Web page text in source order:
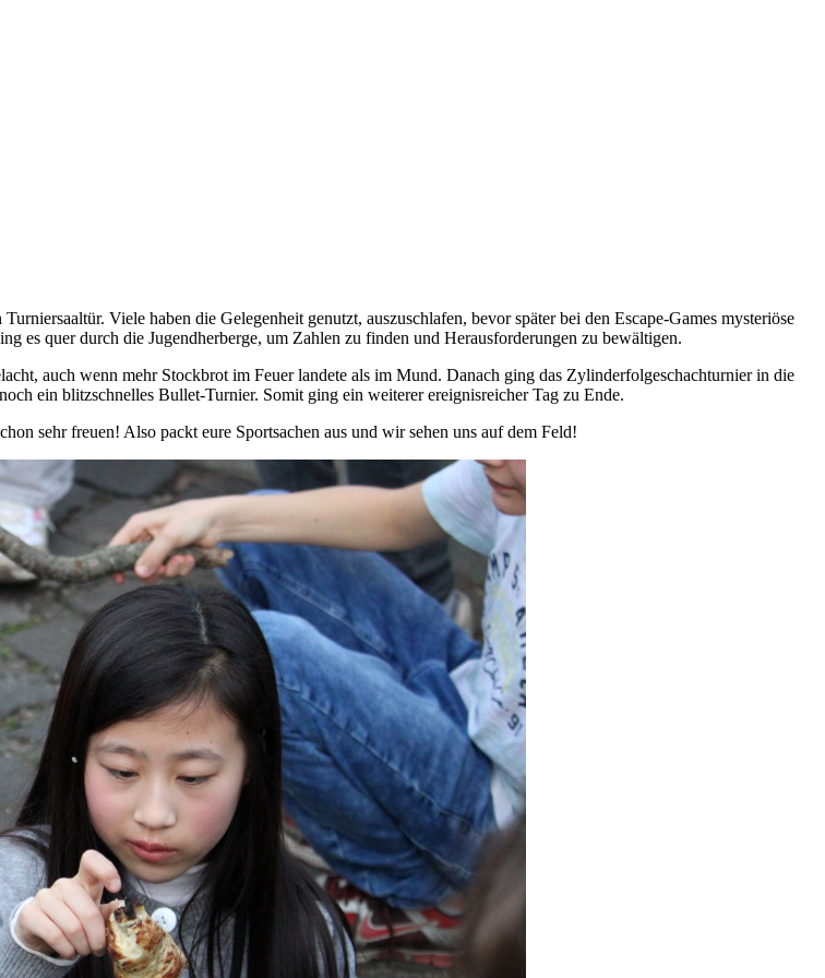
Viele haben die Gelegenheit genutzt, auszuschlafen, bevor später bei den Escape-Games mysteriöse
es quer durch die Jugendherberge, um Zahlen zu finden und Herausforderungen zu bewältigen.
auch wenn mehr Stockbrot im Feuer landete als im Mund. Danach ging das Zylinderfolgeschachturnier in die
ein blitzschnelles Bullet-Turnier. Somit ging ein weiterer ereignisreicher Tag zu Ende.
sehr freuen! Also packt eure Sportsachen aus und wir sehen uns auf dem Feld!